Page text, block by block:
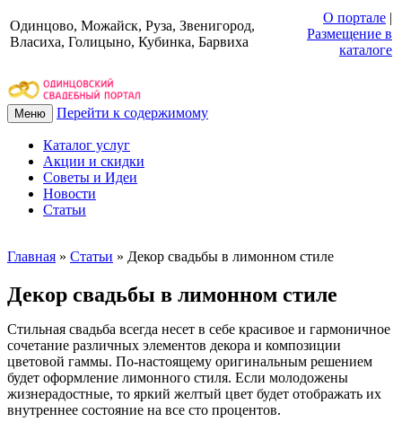
Одинцово, Можайск, Руза, Звенигород,
Власиха, Голицыно, Кубинка, Барвиха
О портале |
Размещение в
каталоге
Меню Перейти к содержимому
Каталог услуг
Акции и скидки
Советы и Идеи
Новости
Статьи
Главная » Статьи » Декор свадьбы в лимонном стиле
Декор свадьбы в лимонном стиле
Стильная свадьба всегда несет в себе красивое и гармоничное
сочетание различных элементов декора и композиции
цветовой гаммы. По-настоящему оригинальным решением
будет оформление лимонного стиля. Если молодожены
жизнерадостные, то яркий желтый цвет будет отображать их
внутреннее состояние на все сто процентов.